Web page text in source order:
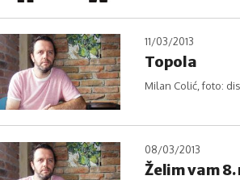
Saradnja sa medijima
Pretraga
11/03/2013
Topola
Milan Colić, foto:
08/03/2013
Želim vam